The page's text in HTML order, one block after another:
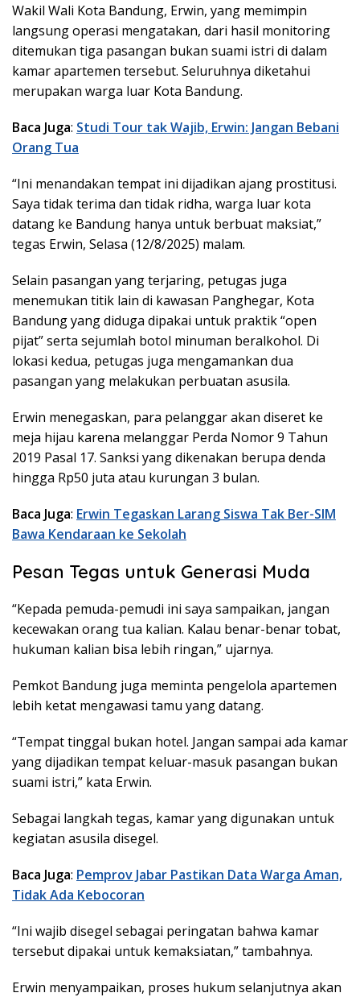
Wakil Wali Kota Bandung, Erwin, yang memimpin
langsung operasi mengatakan, dari hasil monitoring
ditemukan tiga pasangan bukan suami istri di dalam
kamar apartemen tersebut. Seluruhnya diketahui
merupakan warga luar Kota Bandung.
Baca Juga: Studi Tour tak Wajib, Erwin: Jangan Bebani
Orang Tua
“Ini menandakan tempat ini dijadikan ajang prostitusi.
Saya tidak terima dan tidak ridha, warga luar kota
datang ke Bandung hanya untuk berbuat maksiat,”
tegas Erwin, Selasa (12/8/2025) malam.
Selain pasangan yang terjaring, petugas juga
menemukan titik lain di kawasan Panghegar, Kota
Bandung yang diduga dipakai untuk praktik “open
pijat” serta sejumlah botol minuman beralkohol. Di
lokasi kedua, petugas juga mengamankan dua
pasangan yang melakukan perbuatan asusila.
Erwin menegaskan, para pelanggar akan diseret ke
meja hijau karena melanggar Perda Nomor 9 Tahun
2019 Pasal 17. Sanksi yang dikenakan berupa denda
hingga Rp50 juta atau kurungan 3 bulan.
Baca Juga: Erwin Tegaskan Larang Siswa Tak Ber-SIM
Bawa Kendaraan ke Sekolah
Pesan Tegas untuk Generasi Muda
“Kepada pemuda-pemudi ini saya sampaikan, jangan
kecewakan orang tua kalian. Kalau benar-benar tobat,
hukuman kalian bisa lebih ringan,” ujarnya.
Pemkot Bandung juga meminta pengelola apartemen
lebih ketat mengawasi tamu yang datang.
“Tempat tinggal bukan hotel. Jangan sampai ada kamar
yang dijadikan tempat keluar-masuk pasangan bukan
suami istri,” kata Erwin.
Sebagai langkah tegas, kamar yang digunakan untuk
kegiatan asusila disegel.
Baca Juga: Pemprov Jabar Pastikan Data Warga Aman,
Tidak Ada Kebocoran
“Ini wajib disegel sebagai peringatan bahwa kamar
tersebut dipakai untuk kemaksiatan,” tambahnya.
Erwin menyampaikan, proses hukum selanjutnya akan